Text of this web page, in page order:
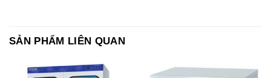
SẢN PHẨM LIÊN QUAN